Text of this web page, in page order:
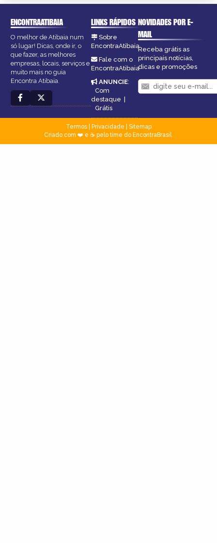
ENCONTRAATIBAIA
O melhor de Atibaia num
só lugar! Dicas, onde ir, o
que fazer, as melhores
empresas, locais, serviços e
muito mais no guia
Encontra Atibaia.
LINKS RÁPIDOS
Sobre
EncontraAtibaia
Fale com o
EncontraAtibaia
ANUNCIE:
Com
destaque |
Grátis
NOVIDADES POR E-
MAIL
Receba grátis as
principais notícias,
dicas e promoções
Termos| Privacidade
Sitemap
Criado com ❤️ e ☕ pelo time do EncontraBrasil